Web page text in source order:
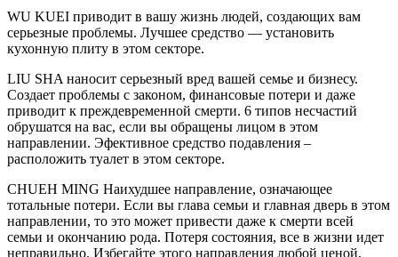
WU KUEI приводит в вашу жизнь людей, создающих вам
серьезные проблемы. Лучшее средство — установить
кухонную плиту в этом секторе.
LIU SHA наносит серьезный вред вашей семье и бизнесу.
Создает проблемы с законом, финансовые потери и даже
приводит к преждевременной смерти. 6 типов несчастий
обрушатся на вас, если вы обращены лицом в этом
направлении. Эфективное средство подавления –
расположить туалет в этом секторе.
CHUEH MING Наихудшее направление, означающее
тотальные потери. Если вы глава семьи и главная дверь в этом
направлении, то это может привести даже к смерти всей
семьи и окончанию рода. Потеря состояния, все в жизни идет
неправильно. Избегайте этого направления любой ценой,